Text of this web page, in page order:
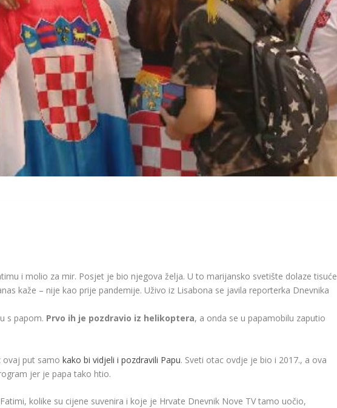
i molio za mir. Posjet je bio njegova želja. U to marijansko svetište dolaze tisuće
kaže – nije kao prije pandemije. Uživo iz Lisabona se javila reporterka Dnevnika
s papom. Prvo ih je pozdravio iz helikoptera, a onda se u papamobilu zaputio
ovaj put samokako bi vidjeli i pozdravili Papu. Sveti otac ovdje je bio i 2017., a ova
jer je papa tako htio.
kolike su cijene suvenira i koje je Hrvate Dnevnik Nove TV tamo uočio,